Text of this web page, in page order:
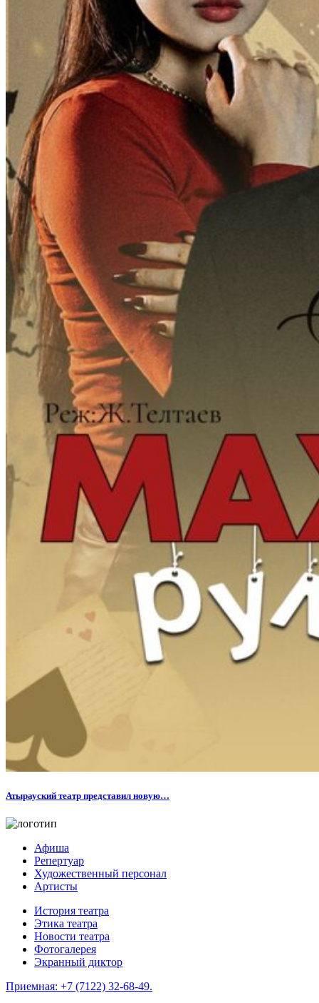
Атырауский театр представил новую…
Афиша
Репертуар
Художественный персонал
Артисты
История театра
Этика театра
Новости театра
Фотогалерея
Экранный диктор
Приемная: +7 (7122) 32-68-49.